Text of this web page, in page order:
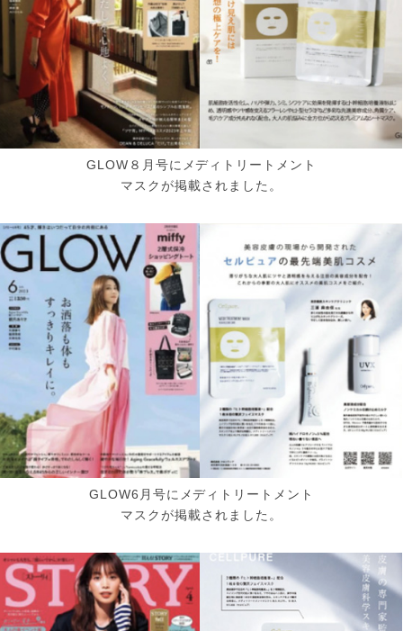
GLOW８月号にメディトリートメント
マスクが掲載されました。
GLOW6月号にメディトリートメント
マスクが掲載されました。